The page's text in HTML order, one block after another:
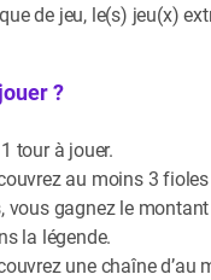
de jeu, le(s) jeu(x)
?
tour à jouer.
au moins 3
vous gagnez le
la légende.
une chaîne d’au